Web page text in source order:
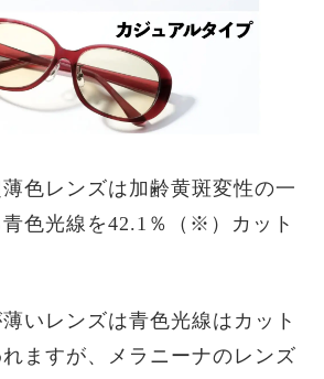
色レンズは加齢黄斑変性の一
色光線を42.1％（※）カット
いレンズは青色光線はカット
ますが、メラニーナのレンズ